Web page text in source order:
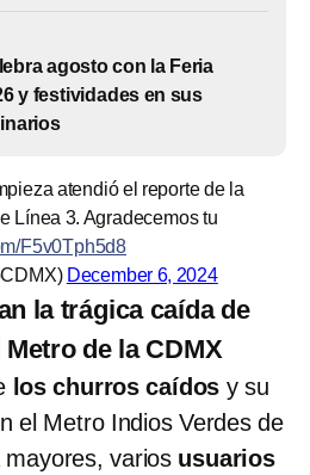
agosto con la Feria
y festividades en sus
atendió el reporte de la
Línea 3. Agradecemos tu
F5v0Tph5d8
December 6, 2024
la trágica caída de
de la CDMX
los churros caídos y su
el Metro Indios Verdes de
mayores, varios usuarios